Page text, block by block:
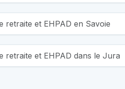
retraite et EHPAD en Savoie
retraite et EHPAD dans le Jura